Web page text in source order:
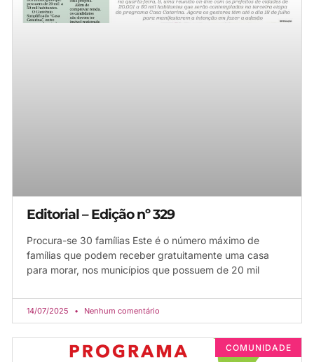
Editorial – Edição nº 329
Procura-se 30 famílias Este é o número máximo de
famílias que podem receber gratuitamente uma casa
para morar, nos municípios que possuem de 20 mil
14/07/2025 Nenhum comentário
COMUNIDADE